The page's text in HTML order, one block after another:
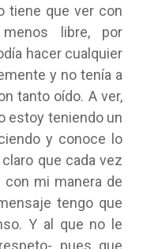
tiene que ver con
libre, por
hacer cualquier
y no tenía a
tanto oído. A ver,
estoy teniendo un
y conoce lo
que cada vez
mi manera de
tengo que
Y al que no le
pues que